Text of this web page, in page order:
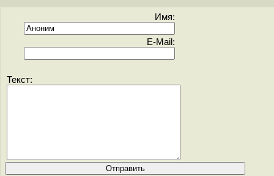
Имя:
E-Mail:
Текст: